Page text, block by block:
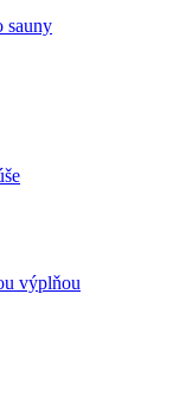
sauny
výplňou